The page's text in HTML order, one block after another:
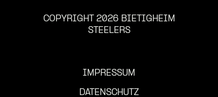
COPYRIGHT 2026 BIETIGHEIM
STEELERS
IMPRESSUM
DATENSCHUTZ